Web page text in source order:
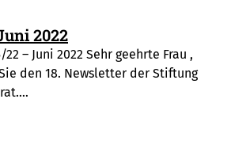
2022
– Juni 2022 Sehr geehrte Frau ,
den 18. Newsletter der Stiftung